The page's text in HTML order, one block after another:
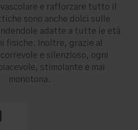
e rafforzare tutto il
sono anche dolci sulle
adatte a tutte le età
fisiche. Inoltre, grazie al
e silenzioso, ogni
stimolante e mai
monotona.